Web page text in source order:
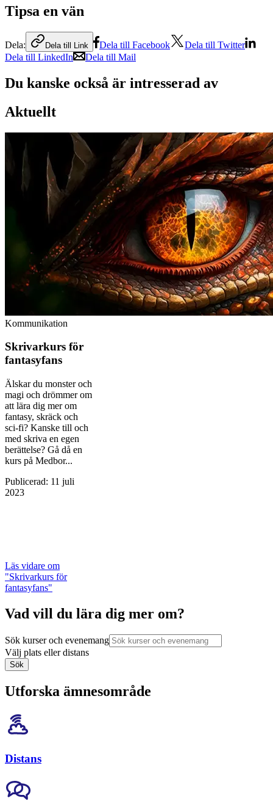
Tipsa en vän
Dela: Dela till Link Dela till Facebook
Dela till Twitter
Dela till LinkedIn
Dela till Mail
Du kanske också är intresserad av
Aktuellt
Kommunikation
Skrivarkurs för
fantasyfans
Älskar du monster och
magi och drömmer om
att lära dig mer om
fantasy, skräck och
sci-fi? Kanske till och
med skriva en egen
berättelse? Gå då en
kurs på Medbor...
Publicerad: 11 juli
2023
Läs vidare om
"Skrivarkurs för
fantasyfans"
Vad vill du lära dig mer om?
Sök kurser och evenemang
Välj plats eller distans
Sök
Utforska ämnesområde
Distans